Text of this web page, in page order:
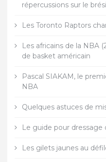
répercussions sur le
Les Toronto Raptors
Les africains de la NBA
de basket américain
Pascal SIAKAM, le
NBA
Quelques astuces de
Le guide pour dressage
Les gilets jaunes au